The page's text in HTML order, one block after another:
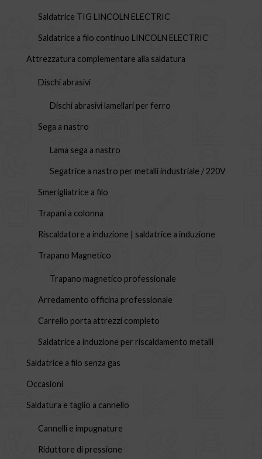
Saldatrice TIG LINCOLN ELECTRIC
Saldatrice a filo continuo LINCOLN ELECTRIC
Attrezzatura complementare alla saldatura
Dischi abrasivi
Dischi abrasivi lamellari per ferro
Sega a nastro
Lama sega a nastro
Segatrice a nastro per metalli industriale / 220V
Smerigliatrice a filo
Trapani a colonna
Riscaldatore a induzione | saldatrice a induzione
Trapano Magnetico
Trapano magnetico professionale
Arredamento officina professionale
Carrello porta attrezzi completo
Saldatrice a induzione per riscaldamento metalli
Saldatrice a filo senza gas
Occasioni
Saldatura e taglio a cannello
Cannelli e impugnature
Riduttore di pressione